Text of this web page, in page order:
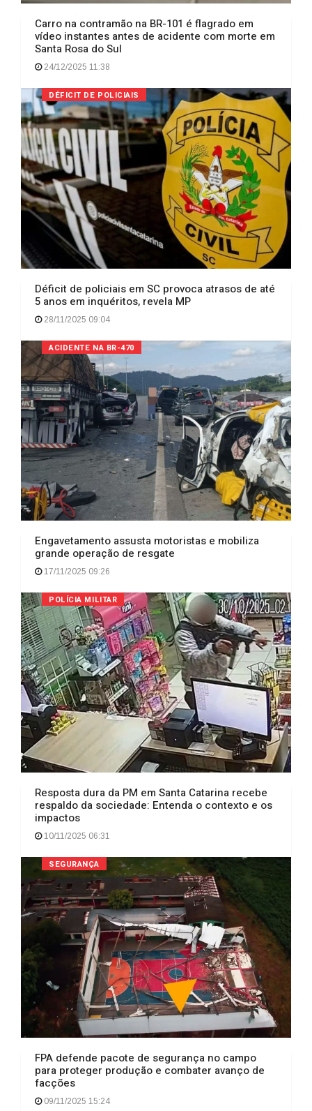
Carro na contramão na BR-101 é flagrado em
vídeo instantes antes de acidente com morte em
Santa Rosa do Sul
24/12/2025 11:38
DÉFICIT DE POLICIAIS
Déficit de policiais em SC provoca atrasos de até
5 anos em inquéritos, revela MP
28/11/2025 09:04
ACIDENTE NA BR-470
Engavetamento assusta motoristas e mobiliza
grande operação de resgate
17/11/2025 09:26
POLÍCIA MILITAR
Resposta dura da PM em Santa Catarina recebe
respaldo da sociedade: Entenda o contexto e os
impactos
10/11/2025 06:31
SEGURANÇA
FPA defende pacote de segurança no campo
para proteger produção e combater avanço de
facções
09/11/2025 15:24